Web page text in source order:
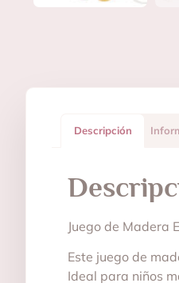
Descripción
Juego de Madera
Este juego de
Ideal para niños